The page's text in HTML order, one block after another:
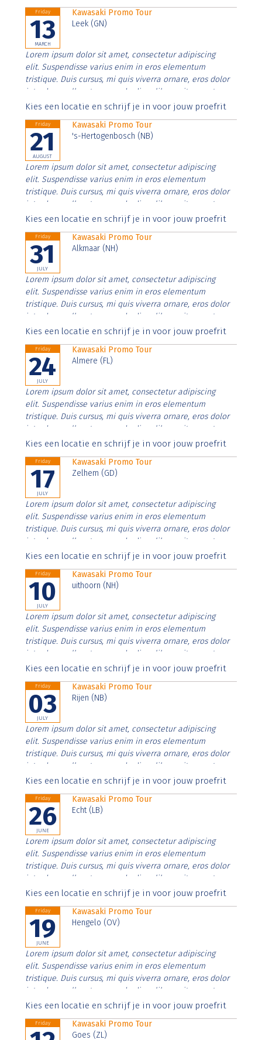
Friday
13
MARCH
Kawasaki Promo Tour
Leek (GN)
Lorem ipsum dolor sit amet, consectetur adipiscing
elit. Suspendisse varius enim in eros elementum
tristique. Duis cursus, mi quis viverra ornare, eros dolor
interdum nulla, ut commodo diam libero vitae erat.
Aenean faucibus nibh et justo cursus id rutrum lorem
Kies een locatie en schrijf je in voor jouw proefrit
Friday
21
AUGUST
Kawasaki Promo Tour
's-Hertogenbosch (NB)
Lorem ipsum dolor sit amet, consectetur adipiscing
elit. Suspendisse varius enim in eros elementum
tristique. Duis cursus, mi quis viverra ornare, eros dolor
interdum nulla, ut commodo diam libero vitae erat.
Aenean faucibus nibh et justo cursus id rutrum lorem
Kies een locatie en schrijf je in voor jouw proefrit
Friday
31
JULY
Kawasaki Promo Tour
Alkmaar (NH)
Lorem ipsum dolor sit amet, consectetur adipiscing
elit. Suspendisse varius enim in eros elementum
tristique. Duis cursus, mi quis viverra ornare, eros dolor
interdum nulla, ut commodo diam libero vitae erat.
Aenean faucibus nibh et justo cursus id rutrum lorem
Kies een locatie en schrijf je in voor jouw proefrit
Friday
24
JULY
Kawasaki Promo Tour
Almere (FL)
Lorem ipsum dolor sit amet, consectetur adipiscing
elit. Suspendisse varius enim in eros elementum
tristique. Duis cursus, mi quis viverra ornare, eros dolor
interdum nulla, ut commodo diam libero vitae erat.
Aenean faucibus nibh et justo cursus id rutrum lorem
Kies een locatie en schrijf je in voor jouw proefrit
Friday
17
JULY
Kawasaki Promo Tour
Zelhem (GD)
Lorem ipsum dolor sit amet, consectetur adipiscing
elit. Suspendisse varius enim in eros elementum
tristique. Duis cursus, mi quis viverra ornare, eros dolor
interdum nulla, ut commodo diam libero vitae erat.
Aenean faucibus nibh et justo cursus id rutrum lorem
Kies een locatie en schrijf je in voor jouw proefrit
Friday
10
JULY
Kawasaki Promo Tour
uithoorn (NH)
Lorem ipsum dolor sit amet, consectetur adipiscing
elit. Suspendisse varius enim in eros elementum
tristique. Duis cursus, mi quis viverra ornare, eros dolor
interdum nulla, ut commodo diam libero vitae erat.
Aenean faucibus nibh et justo cursus id rutrum lorem
Kies een locatie en schrijf je in voor jouw proefrit
Friday
03
JULY
Kawasaki Promo Tour
Rijen (NB)
Lorem ipsum dolor sit amet, consectetur adipiscing
elit. Suspendisse varius enim in eros elementum
tristique. Duis cursus, mi quis viverra ornare, eros dolor
interdum nulla, ut commodo diam libero vitae erat.
Aenean faucibus nibh et justo cursus id rutrum lorem
Kies een locatie en schrijf je in voor jouw proefrit
Friday
26
JUNE
Kawasaki Promo Tour
Echt (LB)
Lorem ipsum dolor sit amet, consectetur adipiscing
elit. Suspendisse varius enim in eros elementum
tristique. Duis cursus, mi quis viverra ornare, eros dolor
interdum nulla, ut commodo diam libero vitae erat.
Aenean faucibus nibh et justo cursus id rutrum lorem
Kies een locatie en schrijf je in voor jouw proefrit
Friday
19
JUNE
Kawasaki Promo Tour
Hengelo (OV)
Lorem ipsum dolor sit amet, consectetur adipiscing
elit. Suspendisse varius enim in eros elementum
tristique. Duis cursus, mi quis viverra ornare, eros dolor
interdum nulla, ut commodo diam libero vitae erat.
Aenean faucibus nibh et justo cursus id rutrum lorem
Kies een locatie en schrijf je in voor jouw proefrit
Friday
Kawasaki Promo Tour
Goes (ZL)